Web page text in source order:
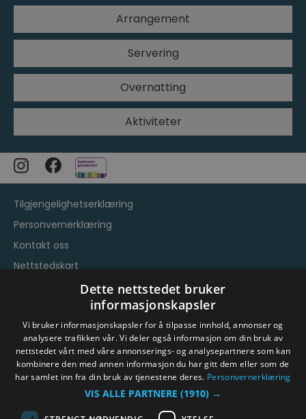
Arrangement
Servering
Overnatting
Aktiviteter
Tilgjengelighetserklæring
Personvernerklæring
Kontakt oss
Nettstedskart
Vilkår og betingelser
© Byen Vår Drammen/Destinasjon Drammen 2026.
Dette nettstedet bruker
informasjonskapsler
Vi bruker informasjonskapsler for å tilpasse innhold, annonser og
analysere trafikken vår. Vi deler også informasjon om din bruk av
nettstedet vårt med våre annonserings- og analysepartnere som kan
kombinere den med annen informasjon du har gitt dem eller som de
har samlet inn fra din bruk av tjenestene deres. Personvernerklæring
VIS ALLE PARTNERE (1910) →